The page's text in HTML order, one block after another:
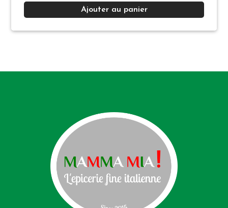
Ajouter au panier